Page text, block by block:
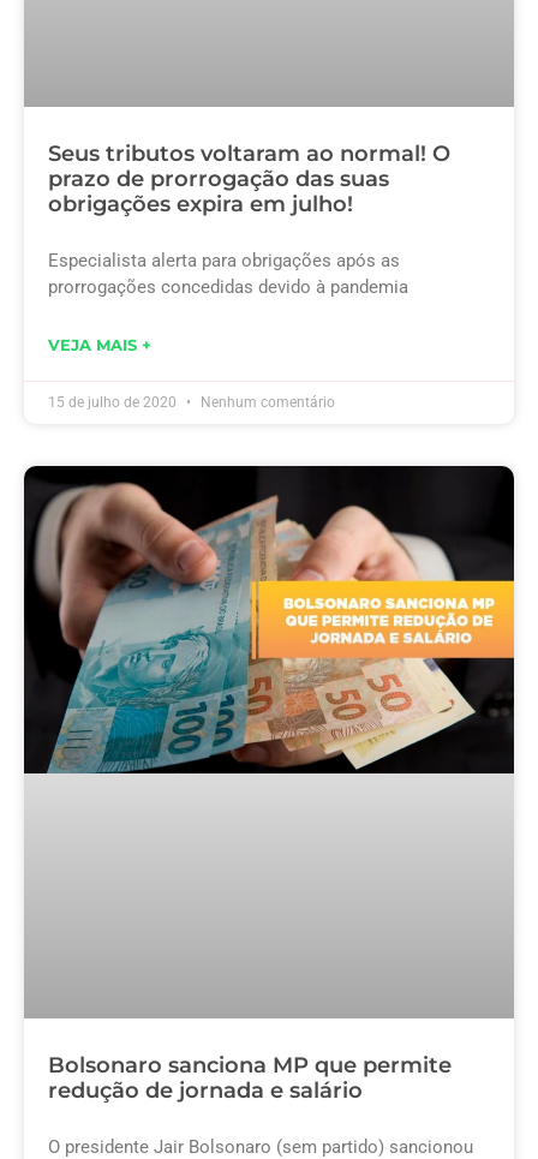
Seus tributos voltaram ao normal! O
prazo de prorrogação das suas
obrigações expira em julho!
Especialista alerta para obrigações após as
prorrogações concedidas devido à pandemia
VEJA MAIS +
15 de julho de 2020 Nenhum comentário
Bolsonaro sanciona MP que permite
redução de jornada e salário
O presidente Jair Bolsonaro (sem partido) sancionou